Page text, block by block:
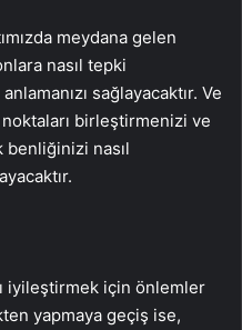
meydana gelen
nasıl tepki
sağlayacaktır. Ve
noktaları birleştirmenizi ve
benliğinizi nasıl
iyileştirmek için önlemler
yapmaya geçiş ise,